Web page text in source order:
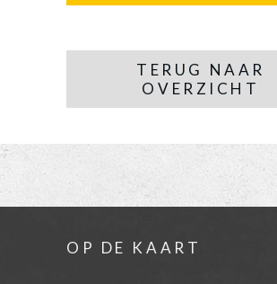
TERUG NAAR
OVERZICHT
OP DE KAART